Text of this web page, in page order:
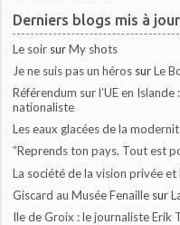
Derniers blogs mis à jour
Le soir surMy shots
Je ne suis pas un héros surLe
Référendum sur l’UE en Islande
nationaliste
Les eaux glacées de la
”Reprends ton pays. Tout est
La société de la vision privée et
Giscard au Musée Fenaille sur
Ile de Groix : le journaliste Erik